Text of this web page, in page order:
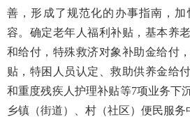
善，形成了规范化的办事指南，
容。确定老年人福利补贴，基本养
和给付，特殊救济对象补助金给付
贴，特困人员认定、救助供养金给
和重度残疾人护理补贴等7项业务下
乡镇（街道）、村（社区）便民服务